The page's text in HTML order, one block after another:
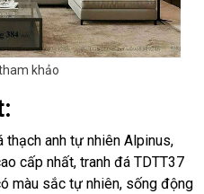
khảo
anh tự nhiên Alpinus,
cấp nhất, tranh đá TDTT37
màu sắc tự nhiên, sống động